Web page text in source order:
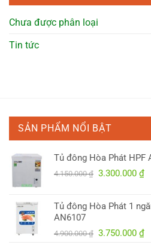
Chưa được phân loại
Tin tức
SẢN PHẨM NỔI BẬT
Tủ đông Hòa Phát HPF
4.150.000₫ Giá
4.150.000 ₫.
3.300.000 ₫
Tủ đông Hòa Phát 1
AN6107
4.900.000₫ Giá
3.750.000 ₫